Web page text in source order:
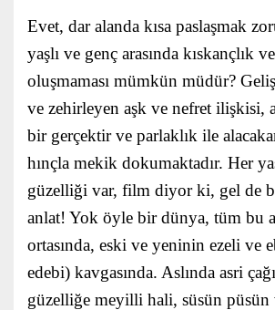
Evet, dar alanda kısa paslaşmak
yaşlı ve genç arasında kıskançlık
oluşmaması mümkün müdür?
ve zehirleyen aşk ve nefret ilişkisi,
bir gerçektir ve parlaklık ile
hınçla mekik dokumaktadır. Her
güzelliği var, film diyor ki, gel de
anlat! Yok öyle bir dünya, tüm bu
ortasında, eski ve yeninin ezeli ve
edebi) kavgasında. Aslında asri
güzelliğe meyilli hali, süsün püsün